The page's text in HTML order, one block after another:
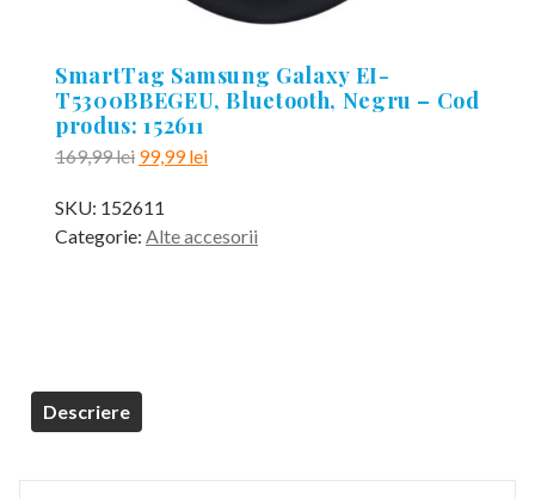
SmartTag Samsung Galaxy EI-
T5300BBEGEU, Bluetooth, Negru – Cod
produs: 152611
169,99lei Prețul
a
fost:
99,99leiPrețul
99,99 lei.
SKU: 152611
Categorie: Alte accesorii
Descriere